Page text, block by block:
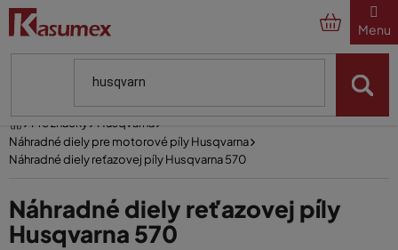
Prejsť
obsah
Pre značky
Husqvarna
Náhradné diely pre motorové píly Husqvarna
Náhradné diely reťazovej píly Husqvarna 570
Náhradné diely reťazovej píly
Husqvarna 570